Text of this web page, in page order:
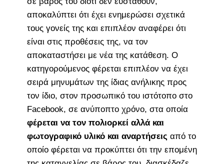
αποκαλύπτει ότι έχει ενημερώσει σχετικά
τους γονείς της και επιπλέον αναφέρει ότι
είναι στις προθέσεις της, να τον
αποκαταστήσει με νέα της κατάθεση. Ο
κατηγορούμενος φέρεται επιπλέον να έχει
σειρά μηνυμάτων της ίδιας ανήλικης προς
τον ίδιο, στον προσωπικό του ιστότοπο στο
Facebook, σε ανύποπτο χρόνο, στα οποία
φέρεται να τον πολιορκεί αλλά και
φωτογραφικό υλικό και αναρτήσεις από το
οποίο φέρεται να προκύπτει ότι την επομένη